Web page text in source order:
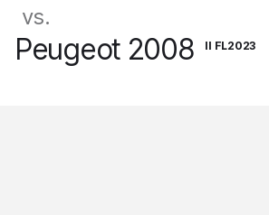
vs.
Peugeot 2008 II FL2023